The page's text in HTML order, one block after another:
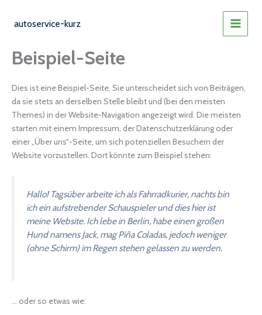
autoservice-kurz
MAIN
Beispiel-Seite
Dies ist eine Beispiel-Seite. Sie unterscheidet sich von Beiträgen,
da sie stets an derselben Stelle bleibt und (bei den meisten
Themes) in der Website-Navigation angezeigt wird. Die meisten
starten mit einem Impressum, der Datenschutzerklärung oder
einer „Über uns“-Seite, um sich potenziellen Besuchern der
Website vorzustellen. Dort könnte zum Beispiel stehen:
Hallo! Tagsüber arbeite ich als Fahrradkurier, nachts bin
ich ein aufstrebender Schauspieler und dies hier ist
meine Website. Ich lebe in Berlin, habe einen großen
Hund namens Jack, mag Piña Coladas, jedoch weniger
(ohne Schirm) im Regen stehen gelassen zu werden.
… oder so etwas wie: